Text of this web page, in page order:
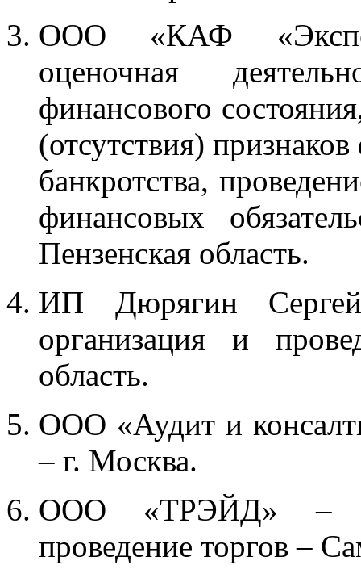
ООО «КАФ
оценочная
финансового
(отсутствия)
банкротства,
финансовых
Пензенская область.
ИП Дюрягин Сергей
организация и
область.
ООО «Аудит и
– г. Москва.
ООО «ТРЭЙД» –
проведение торгов –